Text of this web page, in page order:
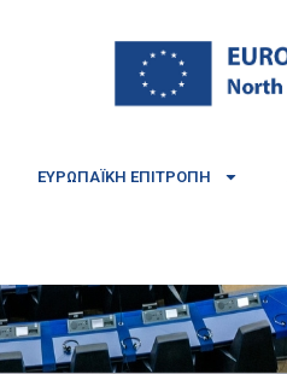
ΕΥΡΩΠΑΪΚΉ ΕΠΙΤΡΟΠΉ